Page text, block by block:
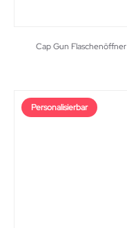
Cap Gun Flaschenöffner
Personalisierbar